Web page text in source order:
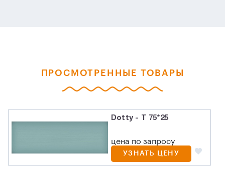
ПРОСМОТРЕННЫЕ ТОВАРЫ
Dotty - T 75*25
цена по запросу
УЗНАТЬ ЦЕНУ